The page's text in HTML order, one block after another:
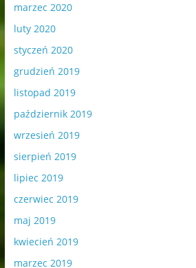
marzec 2020
luty 2020
styczeń 2020
grudzień 2019
listopad 2019
październik 2019
wrzesień 2019
sierpień 2019
lipiec 2019
czerwiec 2019
maj 2019
kwiecień 2019
marzec 2019